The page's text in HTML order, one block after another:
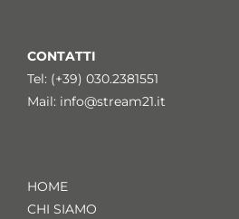
CONTATTI
Tel: (+39) 030.2381551
Mail: info@stream21.it
HOME
CHI SIAMO